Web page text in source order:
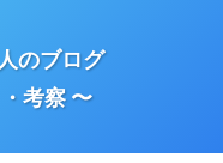
のブログ
考察 〜